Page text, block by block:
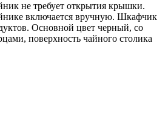
не требует открытия крышки.
включается вручную. Шкафчик
Основной цвет черный, со
поверхность чайного столика